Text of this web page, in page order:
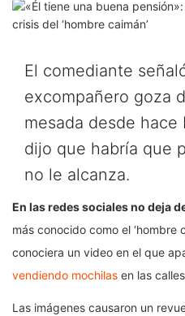
El comediante
excompañero goza
mesada desde hace
dijo que habría que
no le alcanza.
En las redes sociales no deja
más conocido como el ‘hombre
conociera un video en el que
vendiendo mochilas en las
Las imágenes causaron un